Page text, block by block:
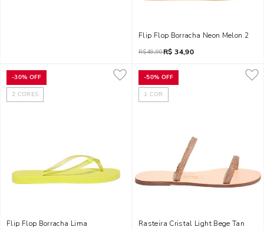
Flip Flop Borracha Neon Melon 2
R$49,90R$ 34,90
-30% OFF
2 CORES
Flip Flop Borracha Lima
-50% OFF
1 COR
Rasteira Cristal Light Bege Tan